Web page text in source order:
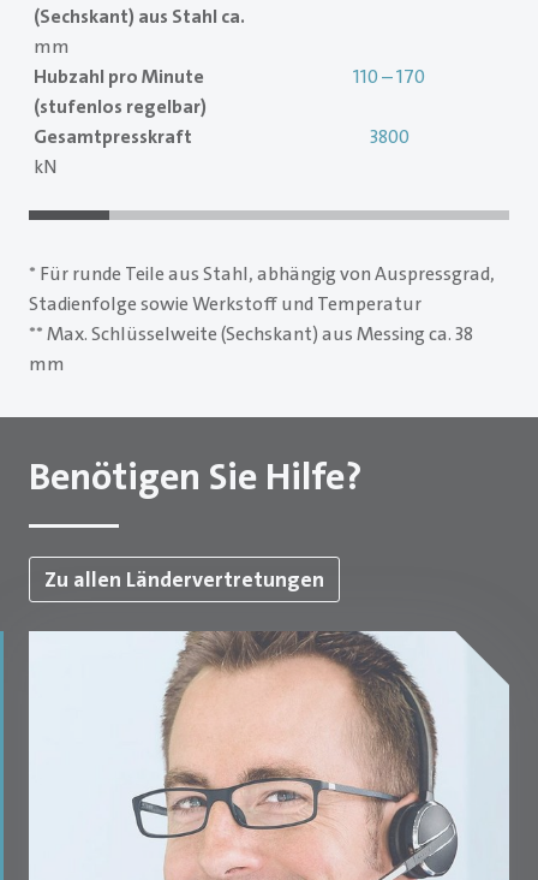
(Sechskant) aus Stahl ca.
mm
Hubzahl pro Minute
(stufenlos regelbar)
Gesamtpresskraft
kN
110 – 170
3800
* Für runde Teile aus Stahl, abhängig von Auspressgrad,
Stadienfolge sowie Werkstoff und Temperatur
** Max. Schlüsselweite (Sechskant) aus Messing ca. 38
mm
Benötigen Sie Hilfe?
Zu allen Ländervertretungen